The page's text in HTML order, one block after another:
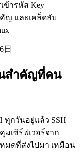
ข้ารหัส Key
คัญ และเคล็ดลับ
日
นสำคัญที่คน
ทุกวันอยู่แล้ว SSH
มเซิร์ฟเวอร์จาก
มดที่ส่งไปมา เหมือน